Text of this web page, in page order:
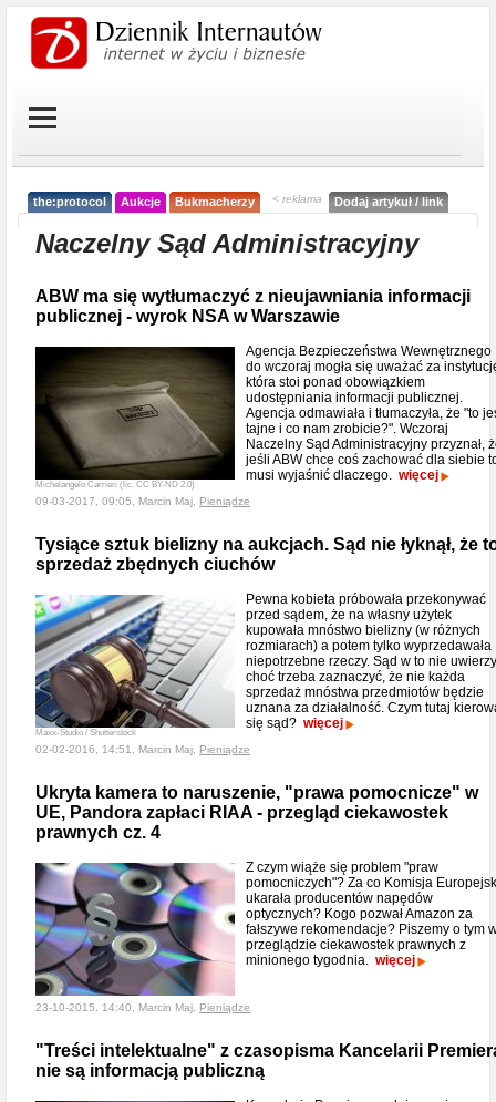
the:protocol Aukcje Bukmacherzy < reklama Dodaj artykuł / link
Naczelny Sąd Administracyjny
ABW ma się wytłumaczyć z nieujawniania informacji
publicznej - wyrok NSA w Warszawie
Michelangelo Carrieri (lic. CC BY-ND 2.0)
Agencja Bezpieczeństwa Wewnętrznego
do wczoraj mogła się uważać za
która stoi ponad obowiązkiem
udostępniania informacji publicznej.
Agencja odmawiała i tłumaczyła, że "to
tajne i co nam zrobicie?". Wczoraj
Naczelny Sąd Administracyjny przyznał,
jeśli ABW chce coś zachować dla siebie
musi wyjaśnić dlaczego. więcej
09-03-2017, 09:05, Marcin Maj, Pieniądze
Tysiące sztuk bielizny na aukcjach. Sąd nie łyknął, że
sprzedaż zbędnych ciuchów
Maxx-Studio / Shutterstock
Pewna kobieta próbowała przekonywać
przed sądem, że na własny użytek
kupowała mnóstwo bielizny (w różnych
rozmiarach) a potem tylko wyprzedawała
niepotrzebne rzeczy. Sąd w to nie
choć trzeba zaznaczyć, że nie każda
sprzedaż mnóstwa przedmiotów będzie
uznana za działalność. Czym tutaj
się sąd? więcej
02-02-2016, 14:51, Marcin Maj, Pieniądze
Ukryta kamera to naruszenie, "prawa pomocnicze" w
UE, Pandora zapłaci RIAA - przegląd ciekawostek
prawnych cz. 4
Z czym wiąże się problem "praw
pomocniczych"? Za co Komisja
ukarała producentów napędów
optycznych? Kogo pozwał Amazon za
fałszywe rekomendacje? Piszemy o tym
przeglądzie ciekawostek prawnych z
minionego tygodnia. więcej
23-10-2015, 14:40, Marcin Maj, Pieniądze
"Treści intelektualne" z czasopisma Kancelarii
nie są informacją publiczną